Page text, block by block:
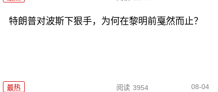
特朗普对波斯下狠手，为何在黎明前戛然而止？
最热 阅读 3954 08-04